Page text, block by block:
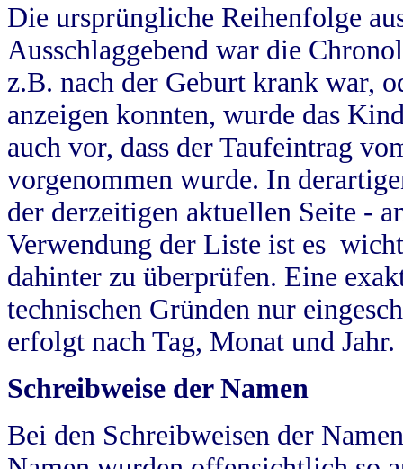
Die ursprüngliche Reihenfolge
Ausschlaggebend war die
z.B. nach der Geburt krank war,
anzeigen konnten, wurde das
auch vor, dass der Taufeintrag
vorgenommen wurde. In
der derzeitigen aktuellen Seite -
Verwendung der Liste ist es
dahinter zu überprüfen. Eine
technischen Gründen nur
erfolgt nach Tag, Monat und Jahr.
Schreibweise der Namen
Bei den Schreibweisen der